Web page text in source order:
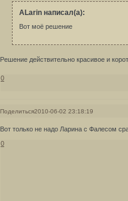
ALarin написал(а):
Вот моё решение
Решение действительно красивое и
0
Поделиться2010-06-02 23:18:19
Вот только не надо Ларина с Фалесом
0